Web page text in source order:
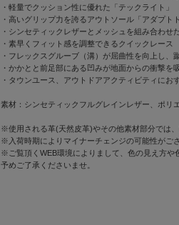
・軽量でクッション性に優れた「テックライト」
・高いグリップ力を誇るアウトソール「アダプト
・シンセティックレザーとメッシュを組み合わせ
・素早くフィット感を調整できるクイックレース
・フレックスグルーブ（溝）が屈曲性を向上し、
・かかとと前足部にある凹みが地面からの衝撃を
・タウンユース、アウトドアアクティビティにお
素材：シンセティックフルグレインレザー、ポリ
※使用される革(天然皮革)やその他素材部分では
※入荷時期によりマイナーチェンジの可能性がござ
※ご覧頂くWEB環境によりまして、色の見え方や
予めご了承くださいませ。